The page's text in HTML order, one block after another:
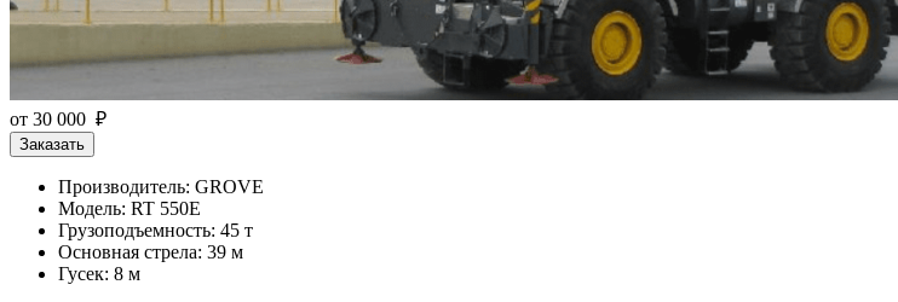
от 30 000 ₽
Заказать
Производитель: GROVE
Модель: RT 550E
Грузоподъемность: 45 т
Основная стрела: 39 м
Гусек: 8 м